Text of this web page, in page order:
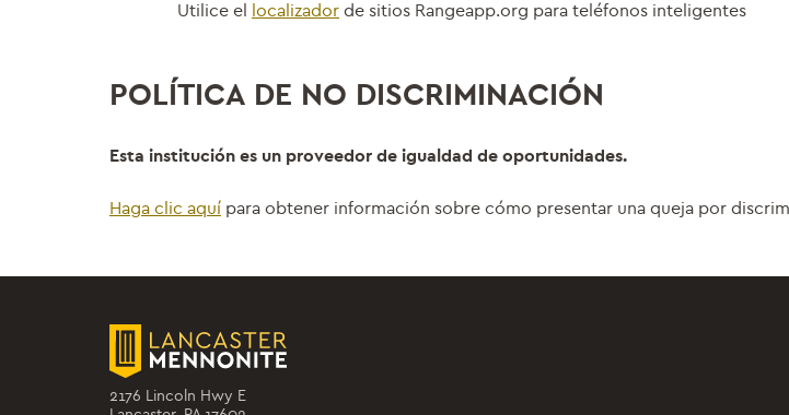
Utilice el
localizador de sitios Rangeapp.org para teléfonos inteligentes
POLÍTICA DE NO DISCRIMINACIÓN
Esta institución es un proveedor de igualdad de oportunidades.
Haga clic aquí para obtener información sobre cómo presentar una queja por
2176 Lincoln Hwy E